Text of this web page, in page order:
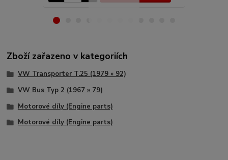
Zboží zařazeno v kategoriích
VW Transporter T.25 (1979 » 92)
VW Bus Typ 2 (1967 » 79)
Motorové díly (Engine parts)
Motorové díly (Engine parts)